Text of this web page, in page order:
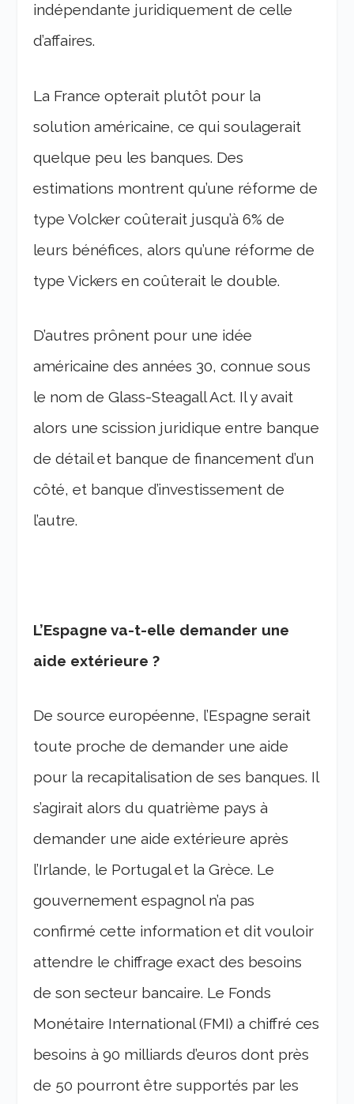
indépendante juridiquement de celle
d’affaires.
La France opterait plutôt pour la
solution américaine, ce qui soulagerait
quelque peu les banques. Des
estimations montrent qu’une réforme de
type Volcker coûterait jusqu’à 6% de
leurs bénéfices, alors qu’une réforme de
type Vickers en coûterait le double.
D’autres prônent pour une idée
américaine des années 30, connue sous
le nom de Glass-Steagall Act. Il y avait
alors une scission juridique entre banque
de détail et banque de financement d’un
côté, et banque d’investissement de
l’autre.
L’Espagne va-t-elle demander une
aide extérieure ?
De source européenne, l’Espagne serait
toute proche de demander une aide
pour la recapitalisation de ses banques. Il
s’agirait alors du quatrième pays à
demander une aide extérieure après
l’Irlande, le Portugal et la Grèce. Le
gouvernement espagnol n’a pas
confirmé cette information et dit vouloir
attendre le chiffrage exact des besoins
de son secteur bancaire. Le Fonds
Monétaire International (FMI) a chiffré ces
besoins à 90 milliards d’euros dont près
de 50 pourront être supportés par les